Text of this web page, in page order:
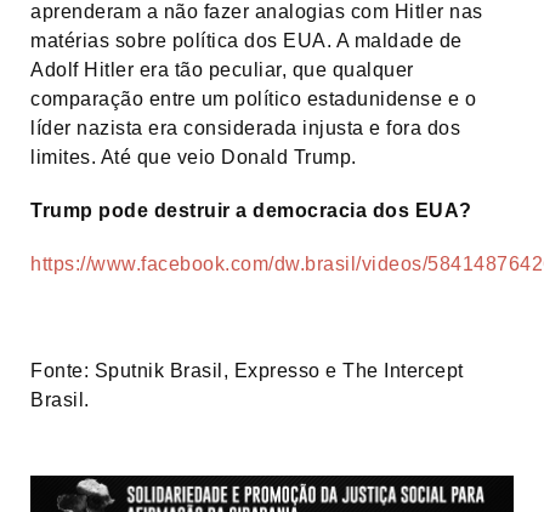
aprenderam a não fazer analogias com Hitler nas
matérias sobre política dos EUA. A maldade de
Adolf Hitler era tão peculiar, que qualquer
comparação entre um político estadunidense e o
líder nazista era considerada injusta e fora dos
limites. Até que veio Donald Trump.
Trump pode destruir a democracia dos EUA?
https://www.facebook.com/dw.brasil/videos/
Fonte: Sputnik Brasil, Expresso e The Intercept
Brasil.